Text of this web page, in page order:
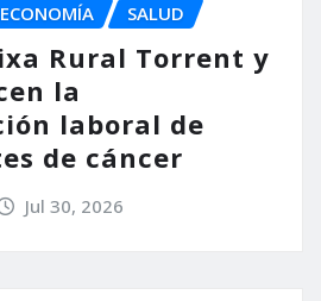
ECONOMÍA SALUD
Rural Torrent y
la
laboral de
de cáncer
Jul 30, 2026